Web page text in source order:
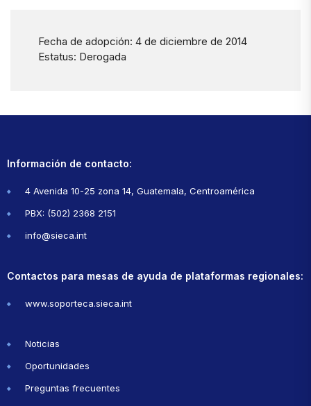
Fecha de adopción: 4 de diciembre de 2014
Estatus: Derogada
Información de contacto:
4 Avenida 10-25 zona 14, Guatemala, Centroamérica
PBX: (502) 2368 2151
info@sieca.int
Contactos para mesas de ayuda de plataformas regionales:
www.soporteca.sieca.int
Noticias
Oportunidades
Preguntas frecuentes